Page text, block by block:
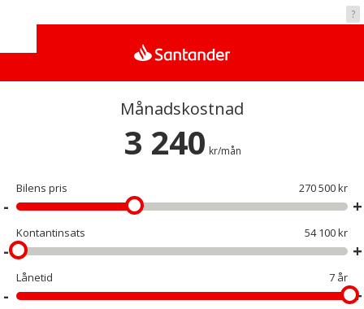
Månadskostnad
3 240 kr/mån
270 500 kr
Bilens pris
54 100 kr
Kontantinsats
7 år
Lånetid
?